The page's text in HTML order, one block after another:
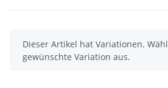
x
Dieser Artikel hat Variationen.
gewünschte Variation aus.